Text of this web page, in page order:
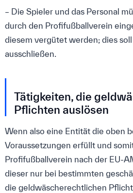
– Die Spieler und das Personal
durch den Profifußballverein
diesem vergütet werden; dies
ausschließen.
Tätigkeiten, die
Pflichten auslösen
Wenn also eine Entität die oben
Voraussetzungen erfüllt und
Profifußballverein nach der EU-
dieser nur bei bestimmten
die geldwäscherechtlichen